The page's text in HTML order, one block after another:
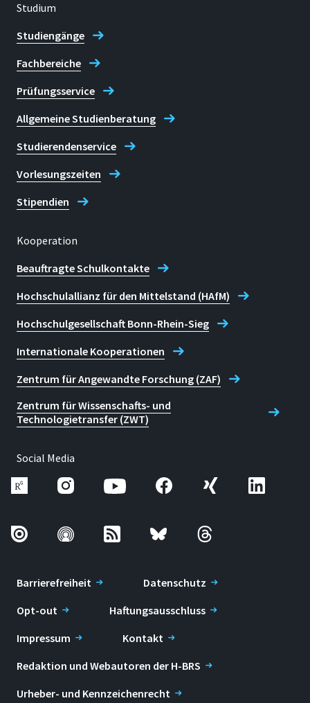
Studium
Studiengänge
Fachbereiche
Prüfungsservice
Allgemeine Studienberatung
Studierendenservice
Vorlesungszeiten
Stipendien
Kooperation
Beauftragte Schulkontakte
Hochschulallianz für den Mittelstand (HAfM)
Hochschulgesellschaft Bonn-Rhein-Sieg
Internationale Kooperationen
Zentrum für Angewandte Forschung (ZAF)
Zentrum für Wissenschafts- und
Technologietransfer (ZWT)
Social Media
Barrierefreiheit
Datenschutz
Opt-out
Haftungsausschluss
Impressum
Kontakt
Redaktion und Webautoren der H-BRS
Urheber- und Kennzeichenrecht